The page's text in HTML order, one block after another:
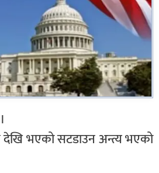
देखि भएको सटडाउन अन्त्य भएको